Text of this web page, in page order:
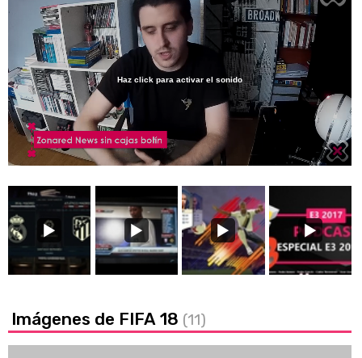
Unmute /
Loaded:
2.79%
Haz click para activar el sonido
Imágenes de FIFA 18 (11)